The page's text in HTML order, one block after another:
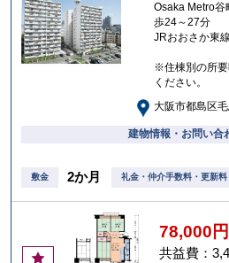
Osaka Metro谷
歩24～27分
JRおおさか東
※住棟別の所要
ください。
大阪市都島区
建物情報・お問い合
敷金 2か月 礼金・仲介手数料・更新料
お
78,000円
共益費：